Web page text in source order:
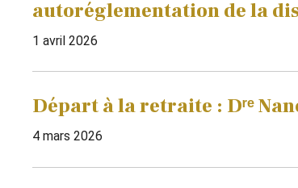
autoréglementation de la
1 avril 2026
Départ à la retraite : Dʳᵉ
4 mars 2026